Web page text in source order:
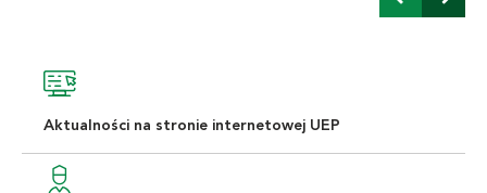
Aktualności na stronie internetowej UEP